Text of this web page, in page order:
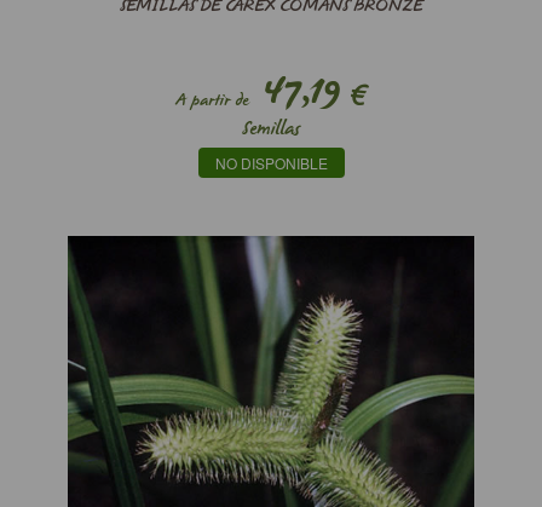
SEMILLAS DE CAREX COMANS BRONZE
A partir de47,19 €
Semillas
NO DISPONIBLE